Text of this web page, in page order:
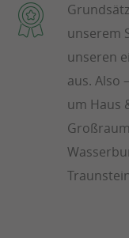
unserem
unseren
aus. Also
um Haus